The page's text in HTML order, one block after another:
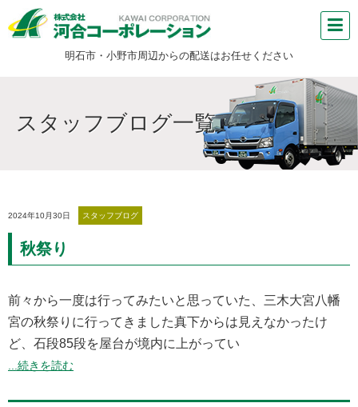
明石市・小野市周辺からの配送はお任せください
スタッフブログ一覧
2024年10月30日 スタッフブログ
秋祭り
前々から一度は行ってみたいと思っていた、三木大宮八幡
宮の秋祭りに行ってきました真下からは見えなかったけ
ど、石段85段を屋台が境内に上がってい
...続きを読む